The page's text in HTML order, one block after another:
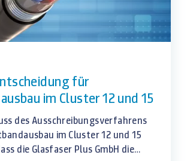
für
im Cluster 12 und 15
des Ausschreibungsverfahrens
im Cluster 12 und 15
die Glasfaser Plus GmbH die